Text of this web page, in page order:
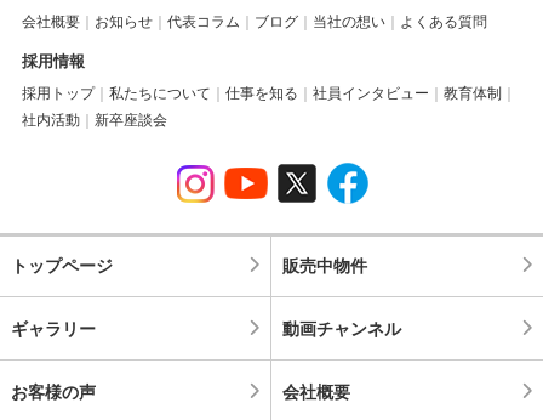
会社概要 お知らせ 代表コラム ブログ 当社の想い よくある質問
採用情報
採用トップ 私たちについて 仕事を知る 社員インタビュー
教育体制
社内活動
新卒座談会
トップページ 販売中物件
ギャラリー 動画チャンネル
お客様の声 会社概要